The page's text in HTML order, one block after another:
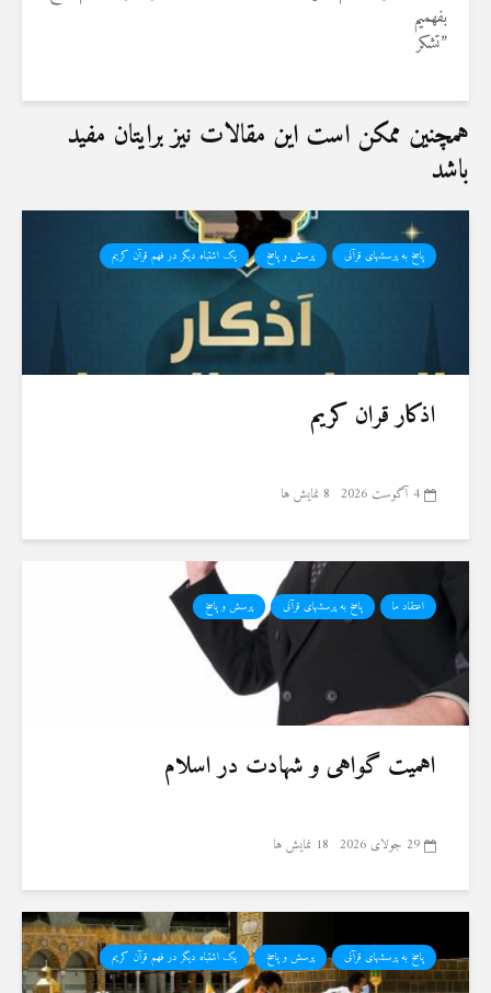
بفهمیم
‏”تشکر‎ ‎
همچنین ممکن است این مقالات نیز برایتان مفید
باشد
پاسخ به پرسشهای قرآنی پرسش و پاسخ یک اشتباه دیگر در فهم قرآن کریم
اذکار قران کریم
4 آگوست 2026 8 نمایش ها
اعتقاد ما پاسخ به پرسشهای قرآنی پرسش و پاسخ
اهمیت گواهی و شهادت در اسلام
29 جولای 2026 18 نمایش ها
پاسخ به پرسشهای قرآنی پرسش و پاسخ یک اشتباه دیگر در فهم قرآن کریم